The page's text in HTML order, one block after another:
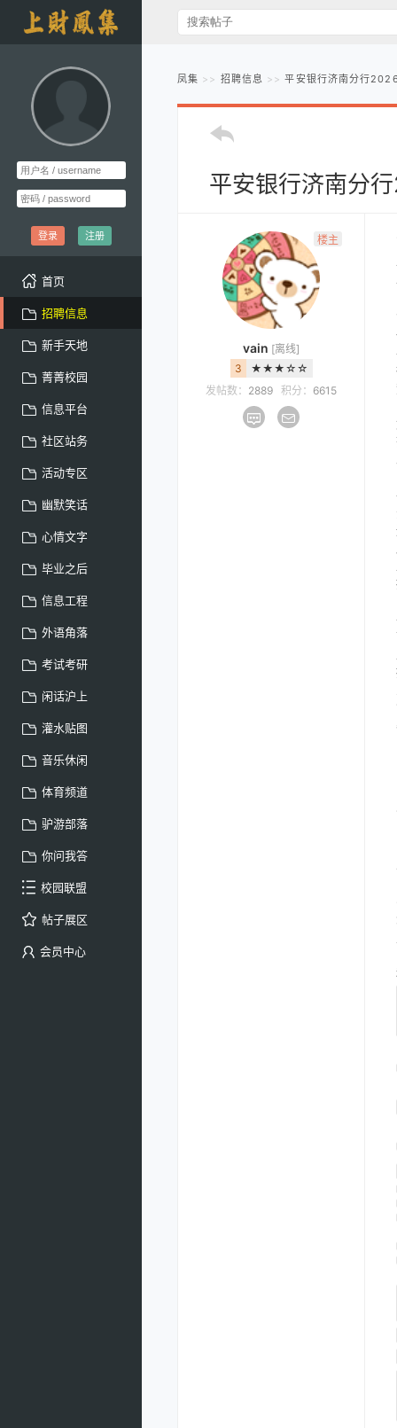
登录 注册
首页
招聘信息
新手天地
菁菁校园
信息平台
社区站务
活动专区
幽默笑话
心情文字
毕业之后
信息工程
外语角落
考试考研
闲话沪上
灌水贴图
音乐休闲
体育频道
驴游部落
你问我答
校园联盟
帖子展区
会员中心
凤集 招聘信息 平安银行济南分行
平安银行济南分
楼主
vain [离线]
3
★★★☆☆
发帖数： 2889 积分： 6615